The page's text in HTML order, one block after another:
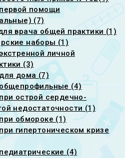
помощи
(7)
врача общей практики (1)
наборы (1)
личной
(3)
дома (7)
(4)
острой сердечно-
недостаточности (1)
обмороке (1)
гипертоническом кризе
(4)